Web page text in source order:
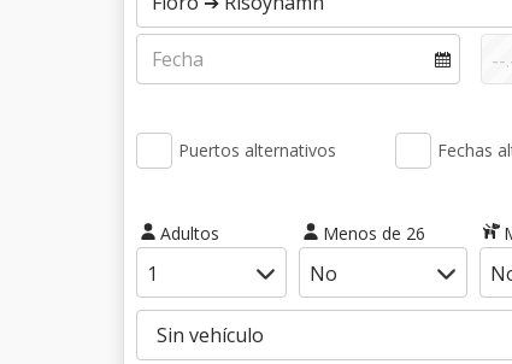
Puertos alternativos Fechas
Adultos Menos de 26